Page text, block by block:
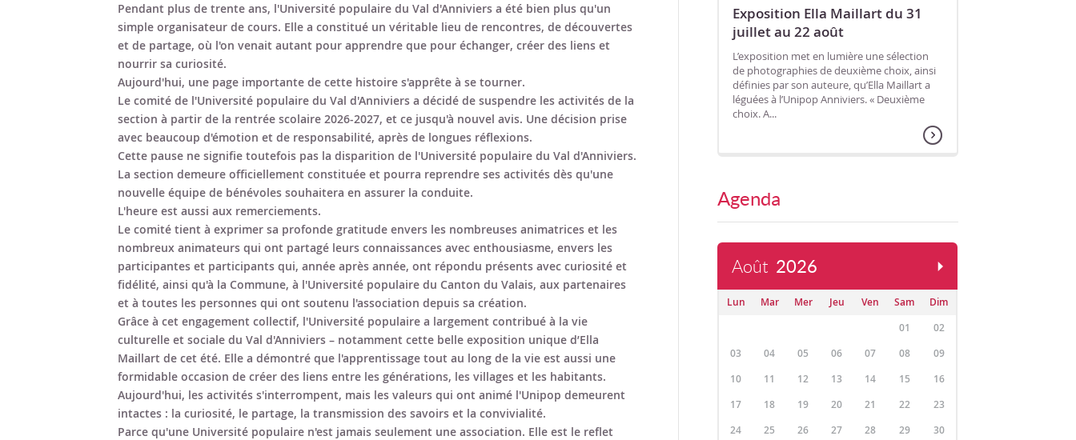
Pendant plus de trente ans, l'Université populaire du Val d'Anniviers a été bien plus qu'un
simple organisateur de cours. Elle a constitué un véritable lieu de rencontres, de découvertes
et de partage, où l'on venait autant pour apprendre que pour échanger, créer des liens et
nourrir sa curiosité.
Aujourd'hui, une page importante de cette histoire s'apprête à se tourner.
Le comité de l'Université populaire du Val d'Anniviers a décidé de suspendre les activités de la
section à partir de la rentrée scolaire 2026-2027, et ce jusqu'à nouvel avis. Une décision prise
avec beaucoup d'émotion et de responsabilité, après de longues réflexions.
Cette pause ne signifie toutefois pas la disparition de l'Université populaire du Val d'Anniviers.
La section demeure officiellement constituée et pourra reprendre ses activités dès qu'une
nouvelle équipe de bénévoles souhaitera en assurer la conduite.
L'heure est aussi aux remerciements.
Le comité tient à exprimer sa profonde gratitude envers les nombreuses animatrices et les
nombreux animateurs qui ont partagé leurs connaissances avec enthousiasme, envers les
participantes et participants qui, année après année, ont répondu présents avec curiosité et
fidélité, ainsi qu'à la Commune, à l'Université populaire du Canton du Valais, aux partenaires
et à toutes les personnes qui ont soutenu l'association depuis sa création.
Grâce à cet engagement collectif, l'Université populaire a largement contribué à la vie
culturelle et sociale du Val d'Anniviers – notamment cette belle exposition unique d’Ella
Maillart de cet été. Elle a démontré que l'apprentissage tout au long de la vie est aussi une
formidable occasion de créer des liens entre les générations, les villages et les habitants.
Aujourd'hui, les activités s'interrompent, mais les valeurs qui ont animé l'Unipop demeurent
intactes : la curiosité, le partage, la transmission des savoirs et la convivialité.
Parce qu'une Université populaire n'est jamais seulement une association. Elle est le reflet
Exposition Ella Maillart du 31
juillet au 22 août
L’exposition met en lumière une sélection
de photographies de deuxième choix, ainsi
définies par son auteure, qu’Ella Maillart a
léguées à l’Unipop Anniviers. « Deuxième
choix. A...
Agenda
Août 2026
Lun Mar Mer Jeu Ven Sam
Dim
01
02
03
04 05 06 07 08
09
10
11 12 13 14 15
16
17
18 19 20 21 22
23
24
25 26 27 28 29
30